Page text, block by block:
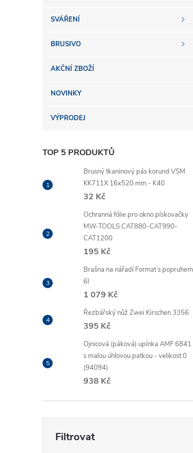
p
a
n
SVÁŘENÍ
BRUSIVO
AKČNÍ ZBOŽÍ
NOVINKY
VÝPRODEJ
TOP 5 PRODUKTŮ
Brusný tkaninový pás korund VSM
KK711X 16x520 mm - K40
32 Kč
Ochranná fólie pro okno pískovačky
MW-TOOLS CAT880-CAT990-
CAT1200
195 Kč
Brašna na nářadí Format s popruhem
6l
1 079 Kč
Řezbářský nůž Zwei Kirschen 3356
395 Kč
Ojnicová (páková) upínka AMF 6841
s malou úhlovou patkou - velikost 0
(94094)
938 Kč